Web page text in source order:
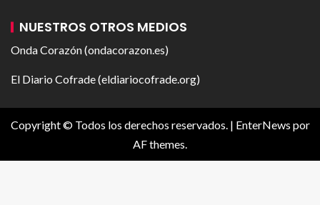
NUESTROS OTROS MEDIOS
Onda Corazón (ondacorazon.es)
El Diario Cofrade (eldiariocofrade.org)
Copyright © Todos los derechos reservados. | EnterNews por
AF themes.